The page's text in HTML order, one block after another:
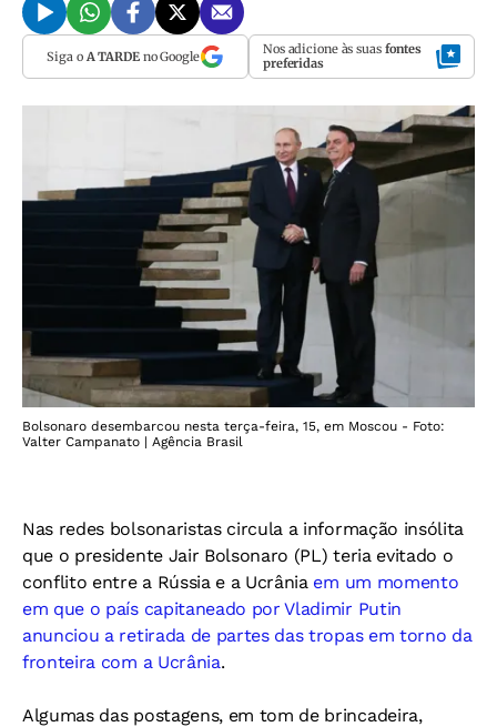
Siga o A TARDEno Google Nos adicione às suas fontes
preferidas
Bolsonaro desembarcou nesta terça-feira, 15, em Moscou - Foto:
Valter Campanato | Agência Brasil
Nas redes bolsonaristas circula a informação insólita
que o presidente Jair Bolsonaro (PL) teria evitado o
conflito entre a Rússia e a Ucrânia em um momento
em que o país capitaneado por Vladimir Putin
anunciou a retirada de partes das tropas em torno da
fronteira com a Ucrânia.
Algumas das postagens, em tom de brincadeira,